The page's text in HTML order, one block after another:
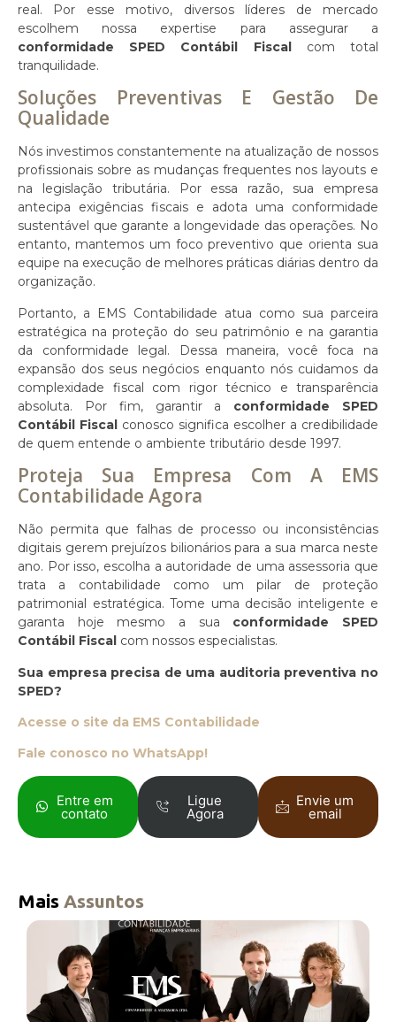
real. Por esse motivo, diversos líderes de mercado
escolhem nossa expertise para assegurar a
conformidade SPED Contábil Fiscalcom total
tranquilidade.
Soluções Preventivas E Gestão De
Qualidade
Nós investimos constantemente na atualização de nossos
profissionais sobre as mudanças frequentes nos layouts e
na legislação tributária. Por essa razão, sua empresa
antecipa exigências fiscais e adota uma conformidade
sustentável que garante a longevidade das operações. No
entanto, mantemos um foco preventivo que orienta sua
equipe na execução de melhores práticas diárias dentro da
organização.
Portanto, a EMS Contabilidade atua como sua parceira
estratégica na proteção do seu patrimônio e na garantia
da conformidade legal. Dessa maneira, você foca na
expansão dos seus negócios enquanto nós cuidamos da
complexidade fiscal com rigor técnico e transparência
absoluta. Por fim, garantir a conformidade SPED
Contábil Fiscal conosco significa escolher a credibilidade
de quem entende o ambiente tributário desde 1997.
Proteja Sua Empresa Com A EMS
Contabilidade Agora
Não permita que falhas de processo ou inconsistências
digitais gerem prejuízos bilionários para a sua marca neste
ano. Por isso, escolha a autoridade de uma assessoria que
trata a contabilidade como um pilar de proteção
patrimonial estratégica. Tome uma decisão inteligente e
garanta hoje mesmo a sua conformidade SPED
Contábil Fiscal com nossos especialistas.
Sua empresa precisa de uma auditoria preventiva no
SPED?
Acesse o site da EMS Contabilidade
Fale conosco no WhatsApp!
Entre em
contato
Ligue
Agora
Envie um
email
Mais Assuntos